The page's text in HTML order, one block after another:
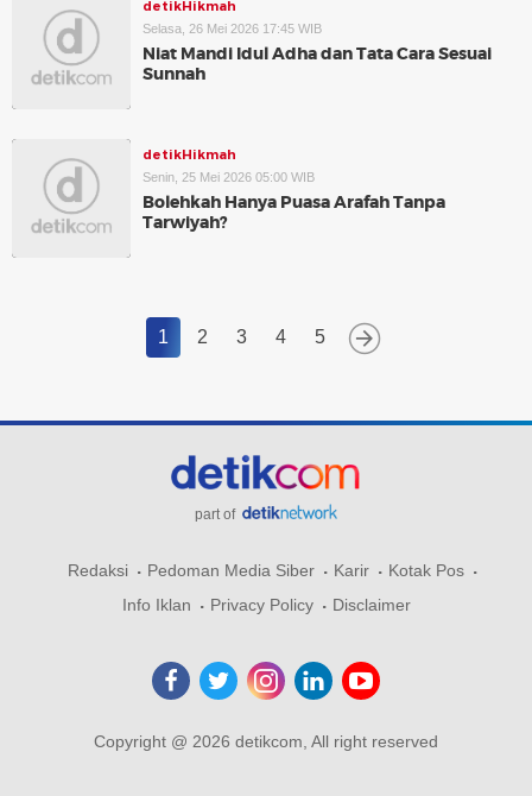
detikHikmah
Selasa, 26 Mei 2026 17:45 WIB
Niat Mandi Idul Adha dan Tata Cara Sesuai
Sunnah
detikHikmah
Senin, 25 Mei 2026 05:00 WIB
Bolehkah Hanya Puasa Arafah Tanpa
Tarwiyah?
1 2 3 4 5
part of
Redaksi Pedoman Media Siber Karir
Kotak Pos
Info Iklan
Privacy Policy Disclaimer
Copyright @ 2026 detikcom, All right reserved